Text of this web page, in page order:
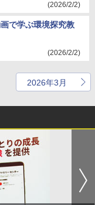
(2026/2/2)
で学ぶ環境探究教
(2026/2/2)
2026年3月